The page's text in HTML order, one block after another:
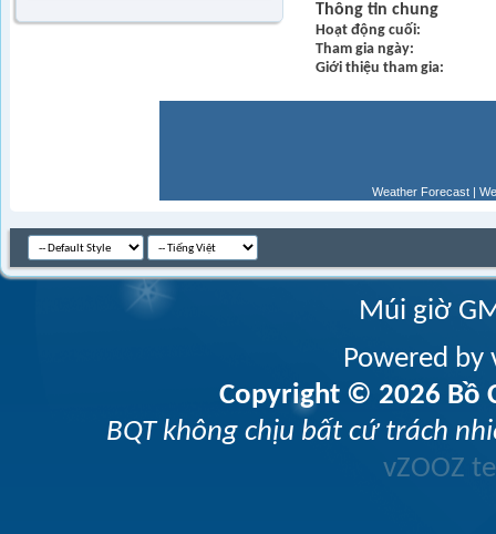
Thông tin chung
Hoạt động cuối
Tham gia ngày
Giới thiệu tham gia
Weather Forecast |
Múi giờ
Powered
Copyright © 2026 Bồ
BQT không chịu bất cứ trách
vZOOZ